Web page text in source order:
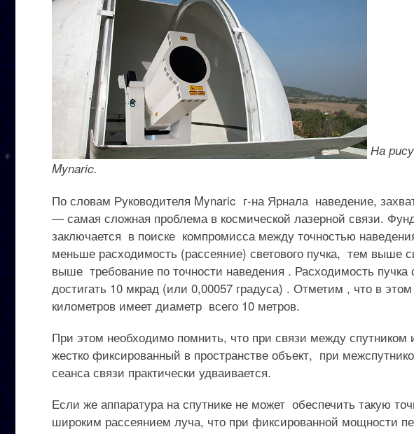
На
Mynaric.
По словам Руководителя Mynaric г-на Ярнала наведение,
— самая сложная проблема в космической лазерной связи.
заключается в поиске компромисса между точностью
меньше расходимость (рассеяние) светового пучка, тем выше
выше требование по точности наведения . Расходимость пучка
достигать 10 мкрад (или 0,00057 градуса) . Отметим , что в
километров имеет диаметр всего 10 метров.
При этом необходимо помнить, что при связи между
жестко фиксированный в пространстве объект, при
сеанса связи практически удваивается.
Если же аппаратура на спутнике не может обеспечить такую
широким рассеянием луча, что при фиксированной мощности